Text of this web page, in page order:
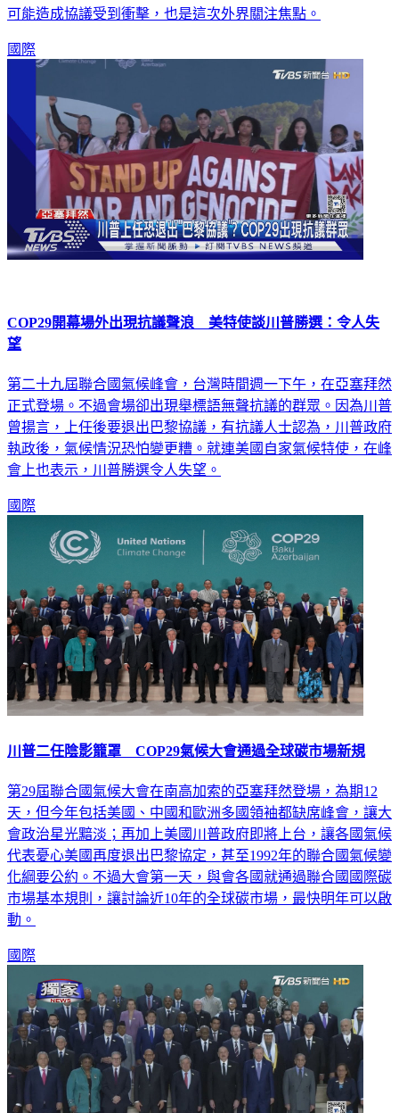
可能造成協議受到衝擊，也是這次外界關注焦點。
國際
COP29開幕場外出現抗議聲浪 美特使談川普勝選：令人失
望
第二十九屆聯合國氣候峰會，台灣時間週一下午，在亞塞拜然
正式登場。不過會場卻出現舉標語無聲抗議的群眾。因為川普
曾揚言，上任後要退出巴黎協議，有抗議人士認為，川普政府
執政後，氣候情況恐怕變更糟。就連美國自家氣候特使，在峰
會上也表示，川普勝選令人失望。
國際
川普二任陰影籠罩 COP29氣候大會通過全球碳市場新規
第29屆聯合國氣候大會在南高加索的亞塞拜然登場，為期12
天，但今年包括美國、中國和歐洲多國領袖都缺席峰會，讓大
會政治星光黯淡；再加上美國川普政府即將上台，讓各國氣候
代表憂心美國再度退出巴黎協定，甚至1992年的聯合國氣候變
化綱要公約。不過大會第一天，與會各國就通過聯合國國際碳
市場基本規則，讓討論近10年的全球碳市場，最快明年可以啟
動。
國際